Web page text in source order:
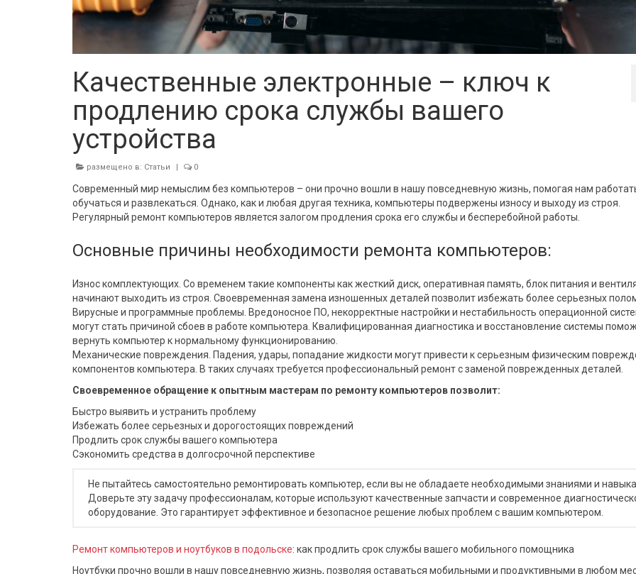
Качественные электронные – ключ к
продлению срока службы вашего
устройства
размещено в: Статьи 0
Современный мир немыслим без компьютеров – они прочно вошли в нашу повседневную жизнь, помогая нам
обучаться и развлекаться. Однако, как и любая другая техника, компьютеры подвержены износу и выходу из строя.
Регулярный ремонт компьютеров является залогом продления срока его службы и бесперебойной работы.
Основные причины необходимости ремонта компьютеров:
Износ комплектующих. Со временем такие компоненты как жесткий диск, оперативная память, блок питания и
начинают выходить из строя. Своевременная замена изношенных деталей позволит избежать более серьезных
Вирусные и программные проблемы. Вредоносное ПО, некорректные настройки и нестабильность операционной
могут стать причиной сбоев в работе компьютера. Квалифицированная диагностика и восстановление системы
вернуть компьютер к нормальному функционированию.
Механические повреждения. Падения, удары, попадание жидкости могут привести к серьезным физическим
компонентов компьютера. В таких случаях требуется профессиональный ремонт с заменой поврежденных деталей.
Своевременное обращение к опытным мастерам по ремонту компьютеров позволит:
Быстро выявить и устранить проблему
Избежать более серьезных и дорогостоящих повреждений
Продлить срок службы вашего компьютера
Сэкономить средства в долгосрочной перспективе
Не пытайтесь самостоятельно ремонтировать компьютер, если вы не обладаете необходимыми знаниями и
Доверьте эту задачу профессионалам, которые используют качественные запчасти и современное
оборудование. Это гарантирует эффективное и безопасное решение любых проблем с вашим компьютером.
Ремонт компьютеров и ноутбуков в подольске: как продлить срок службы вашего мобильного помощника
Ноутбуки прочно вошли в нашу повседневную жизнь, позволяя оставаться мобильными и продуктивными в любом